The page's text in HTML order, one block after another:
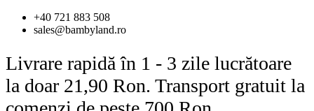
+40 721 883 508
sales@bambyland.ro
Livrare rapidă în 1 - 3 zile lucrătoare
la doar 21,90 Ron. Transport gratuit la